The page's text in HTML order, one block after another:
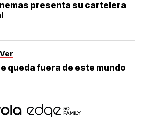
presenta su cartelera
queda fuera de este mundo